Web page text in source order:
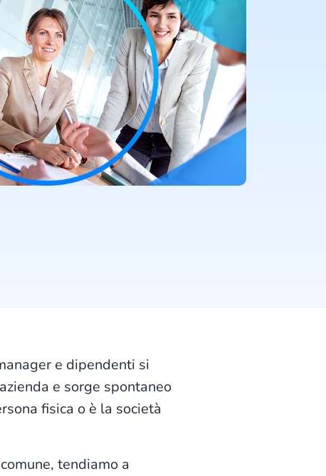
e dipendenti si
e sorge spontaneo
fisica o è la società
tendiamo a